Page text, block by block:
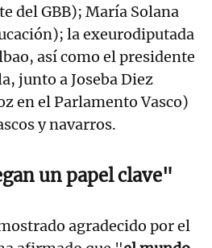
del GBB); María Solana
la exeurodiputada
así como el presidente
junto a Joseba Diez
en el Parlamento Vasco)
y navarros.
un papel clave"
agradecido por el